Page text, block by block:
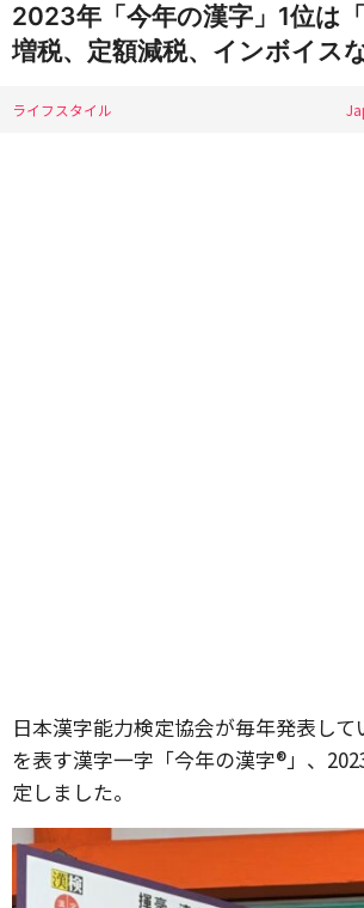
2023年「今年の漢字」1位は
増税、定額減税、インボイス
ライフスタイル
日本漢字能力検定協会が毎年発表し
を表す漢字一字「今年の漢字®」、
定しました。